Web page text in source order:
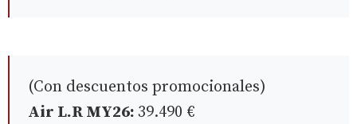
(Con descuentos promocionales)
Air L.R MY26: 39.490 €